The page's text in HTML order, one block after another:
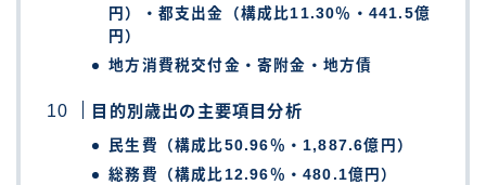
円）・都支出金（構成比11.30％・441.5億
円）
地方消費税交付金・寄附金・地方債
目的別歳出の主要項目分析
民生費（構成比50.96％・1,887.6億円）
総務費（構成比12.96％・480.1億円）